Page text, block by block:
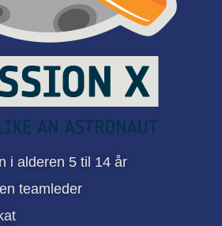
i alderen 5 til 14 år
teamleder